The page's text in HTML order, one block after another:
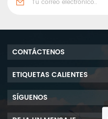
CONTÁCTENOS
ETIQUETAS CALIENTES
SÍGUENOS